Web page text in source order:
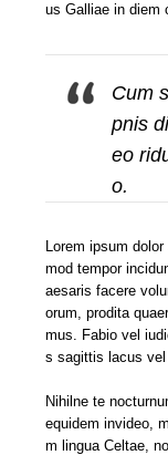
us Galliae in diem
Cum
pnis
eo
o.
Lorem ipsum
mod tempor
aesaris facere
orum, prodita
mus. Fabio vel
s sagittis lacus vel
Nihilne te
equidem invideo,
m lingua Celtae,